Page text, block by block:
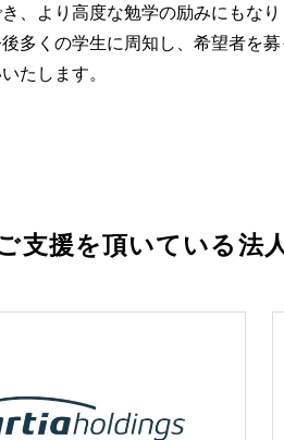
、より高度な勉学の励みにもなり
多くの学生に周知し、希望者を
たします。
支援を頂いている法